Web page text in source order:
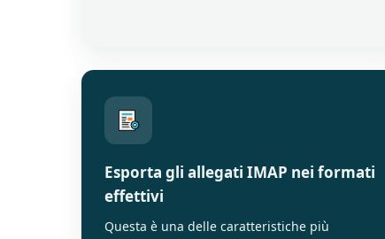
Esporta gli allegati IMAP nei formati
effettivi
Questa è una delle caratteristiche più